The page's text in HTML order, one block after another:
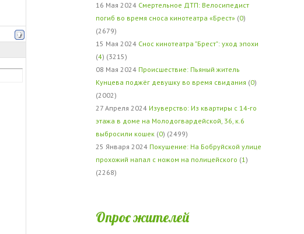
16 Мая 2024 Смертельное ДТП: Велосипедист
погиб во время сноса кинотеатра «Брест» (0)
(2679)
15 Мая 2024 Снос кинотеатра "Брест": уход эпохи
(4) (3215)
08 Мая 2024 Происшествие: Пьяный житель
Кунцева поджёг девушку во время свидания (0)
(2002)
27 Апреля 2024 Изуверство: Из квартиры с 14-го
этажа в доме на Молодогвардейской, 36, к.6
выбросили кошек (0) (2499)
25 Января 2024 Покушение: На Бобруйской улице
прохожий напал с ножом на полицейского (1)
(2268)
Опрос жителей